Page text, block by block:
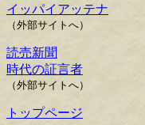
イッパイアッテナ
（外部サイトへ）
読売新聞
時代の証言者
（外部サイトへ）
トップページ